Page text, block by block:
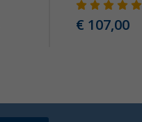
€ 107,00